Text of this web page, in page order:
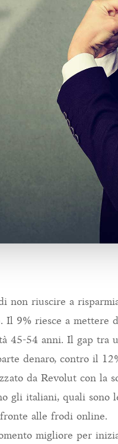
non riuscire a
Il 9% riesce a mettere
45-54 anni. Il gap tra
denaro, contro il
da Revolut con la
gli italiani, quali
alle frodi online.
migliore per